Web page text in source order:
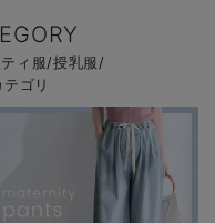
ィ服/授乳服/
ゴリ